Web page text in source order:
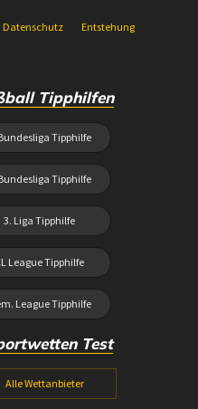
Datenschutz
Entstehung
Tipphilfen
Tipphilfe
Tipphilfe
3. Liga Tipphilfe
League Tipphilfe
League Tipphilfe
Test
Alle Wettanbieter